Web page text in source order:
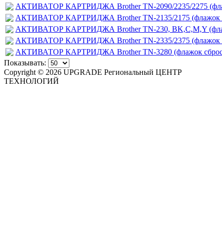
АКТИВАТОР КАРТРИДЖА Brother TN-2090/2235/2275
АКТИВАТОР КАРТРИДЖА Brother TN-2135/2175 (флажок
АКТИВАТОР КАРТРИДЖА Brother TN-230, BK,C,M,Y
АКТИВАТОР КАРТРИДЖА Brother TN-2335/2375 (флажок
АКТИВАТОР КАРТРИДЖА Brother TN-3280 (флажок
Показывать:
Copyright © 2026 UPGRADE Региональный ЦЕНТР
ТЕХНОЛОГИЙ